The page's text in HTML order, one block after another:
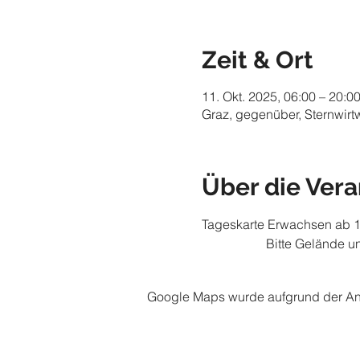
Zeit & Ort
11. Okt. 2025, 06:00 – 20:00
Graz, gegenüber,
Über die
Tageskarte Erwachsen ab
Bitte Gelände
Google Maps wurde aufgrund der